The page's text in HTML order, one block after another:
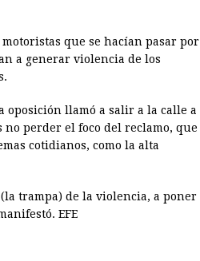
que se hacían pasar por
a generar violencia de los
oposición llamó a salir a la calle a
perder el foco del reclamo, que
cotidianos, como la alta
trampa) de la violencia, a poner
EFE